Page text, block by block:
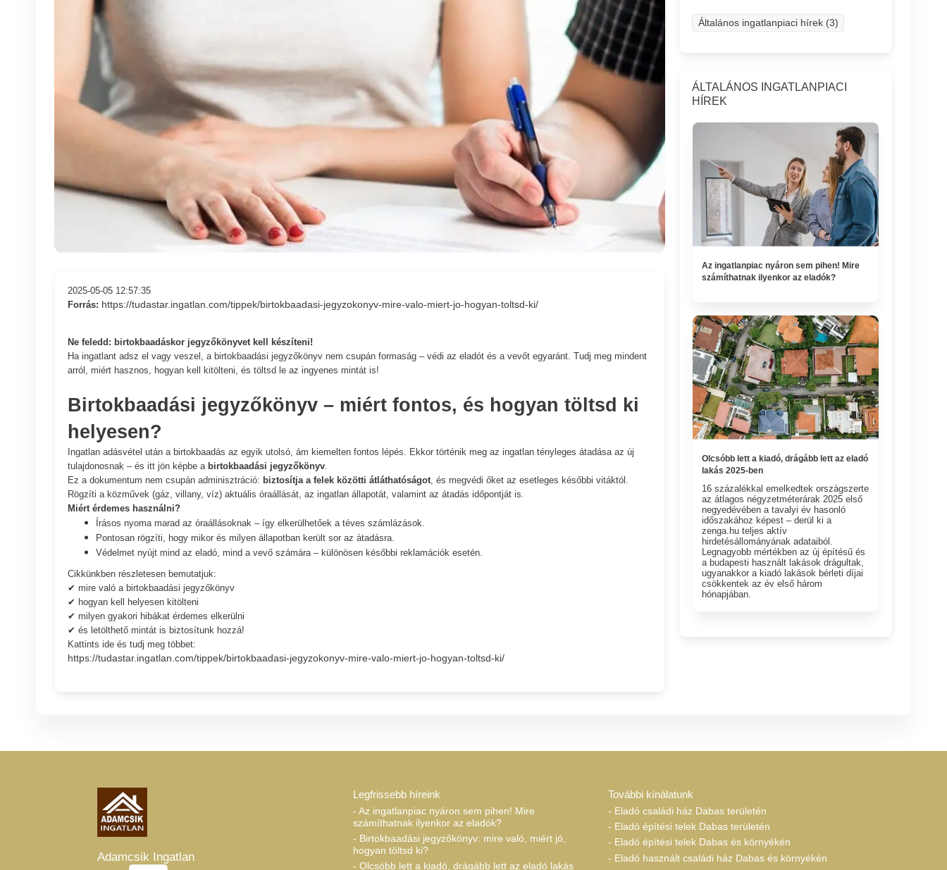
2025-05-05 12:57:35
Forrás: https://tudastar.ingatlan.com/tippek/birtokbaadasi-jegyzokonyv-mire-valo-miert-jo-hogyan-toltsd-ki/
Ne feledd: birtokbaadáskor jegyzőkönyvet kell készíteni!
Ha ingatlant adsz el vagy veszel, a birtokbaadási jegyzőkönyv nem csupán formaság – védi az eladót és a vevőt egyaránt. Tudj meg mindent
arról, miért hasznos, hogyan kell kitölteni, és töltsd le az ingyenes mintát is!
Birtokbaadási jegyzőkönyv – miért fontos, és hogyan töltsd ki
helyesen?
Ingatlan adásvétel után a birtokbaadás az egyik utolsó, ám kiemelten fontos lépés. Ekkor történik meg az ingatlan tényleges átadása az új
tulajdonosnak – és itt jön képbe a birtokbaadási jegyzőkönyv.
Ez a dokumentum nem csupán adminisztráció: biztosítja a felek közötti átláthatóságot, és megvédi őket az esetleges későbbi vitáktól.
Rögzíti a közművek (gáz, villany, víz) aktuális óraállását, az ingatlan állapotát, valamint az átadás időpontját is.
Miért érdemes használni?
Írásos nyoma marad az óraállásoknak – így elkerülhetőek a téves számlázások.
Pontosan rögzíti, hogy mikor és milyen állapotban került sor az átadásra.
Védelmet nyújt mind az eladó, mind a vevő számára – különösen későbbi reklamációk esetén.
Cikkünkben részletesen bemutatjuk:
✔ mire való a birtokbaadási jegyzőkönyv
✔ hogyan kell helyesen kitölteni
✔ milyen gyakori hibákat érdemes elkerülni
✔ és letölthető mintát is biztosítunk hozzá!
Kattints ide és tudj meg többet:
https://tudastar.ingatlan.com/tippek/birtokbaadasi-jegyzokonyv-mire-valo-miert-jo-hogyan-toltsd-ki/
Általános ingatlanpiaci hírek (3)
ÁLTALÁNOS INGATLANPIACI
HÍREK
Az ingatlanpiac nyáron sem pihen! Mire
számíthatnak ilyenkor az eladók?
Olcsóbb lett a kiadó, drágább lett az eladó
lakás 2025-ben
16 százalékkal emelkedtek országszerte
az átlagos négyzetméterárak 2025 első
negyedévében a tavalyi év hasonló
időszakához képest – derül ki a
zenga.hu teljes aktív
hirdetésállományának adataiból.
Legnagyobb mértékben az új építésű és
a budapesti használt lakások drágultak,
ugyanakkor a kiadó lakások bérleti díjai
csökkentek az év első három
hónapjában.
Adamcsik Ingatlan
Legfrissebb híreink
- Az ingatlanpiac nyáron sem pihen! Mire
számíthatnak ilyenkor az eladók?
- Birtokbaadási jegyzőkönyv: mire való, miért jó,
hogyan töltsd ki?
- Olcsóbb lett a kiadó, drágább lett az eladó lakás
További kínálatunk
- Eladó családi ház Dabas területén
- Eladó építési telek Dabas területén
- Eladó építési telek Dabas és környékén
- Eladó használt családi ház Dabas és környékén